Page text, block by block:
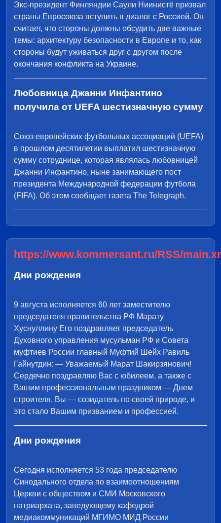
Экс-президент Финляндии Саули Ниинистё призвал
страны Евросоюза вступить в диалог с Россией. Он
считает, что стороны должны обсудить две важные
темы: архитектуру безопасности в Европе и то, как
стороны будут уживаться друг с другом после
окончания конфликта на Украине.
Любовница Джанни Инфантино
получила от UEFA шестизначную сумму
Союз европейских футбольных ассоциаций (UEFA)
в прошлом десятилетии выплатил шестизначную
сумму сотруднице, которая являлась любовницей
Джанни Инфантино, ныне занимающего пост
президента Международной федерации футбола
(FIFA). Об этом сообщает газета The Telegraph.
https://www.kommersant.ru/RSS/
Дни рождения
9 августа исполняется 60 лет заместителю
председателя правительства РФ Марату
Хуснуллину Его поздравляет председатель
Духовного управления мусульман РФ и Совета
муфтиев России главный Муфтий Шейх Равиль
Гайнутдин: — Уважаемый Марат Шакирзянович!
Сердечно поздравляю Вас с юбилеем, а также с
Вашим профессиональным праздником — Днем
строителя. Вы — созидатель по своей природе, и
это стало Вашим призванием и профессией.
Дни рождения
Сегодня исполняется 53 года председателю
Синодального отдела по взаимоотношениям
Церкви с обществом и СМИ Московского
патриархата, заведующему кафедрой
медиакоммуникаций МГИМО МИД России